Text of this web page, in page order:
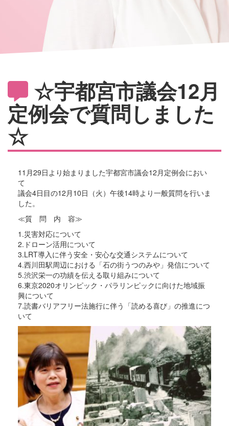
☆宇都宮市議会12月
定例会で質問しました
☆
11月29日より始まりました宇都宮市議会12月定例会におい
て
議会4日目の12月10日（火）午後14時より一般質問を行いま
した。
≪質 問 内 容≫
1.災害対応について
2.ドローン活用について
3.LRT導入に伴う安全・安心な交通システムについて
4.西川田駅周辺における「石の街うつのみや」発信について
5.渋沢栄一の功績を伝える取り組みについて
6.東京2020オリンピック・パラリンピックに向けた地域振
興について
7.読書バリアフリー法施行に伴う「読める喜び」の推進につ
いて